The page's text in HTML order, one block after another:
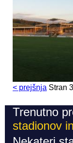
< prejšnja Stran
Trenutno
stadionov